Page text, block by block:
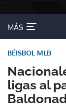
MÁS
ligas al
BÉISBOL MLB